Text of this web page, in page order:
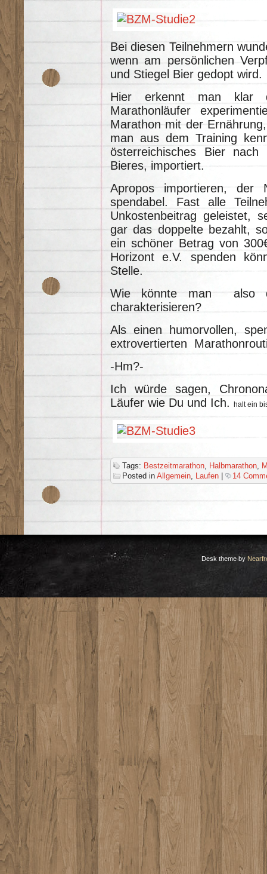
Bei diesen Teilnehmern
wenn am persönlichen
und Stiegel Bier gedopt wird.
Hier erkennt man klar
Marathonläufer
Marathon mit der
man aus dem Training
österreichisches Bier
Bieres, importiert.
Apropos importieren, der
spendabel. Fast alle
Unkostenbeitrag geleistet,
gar das doppelte bezahlt,
ein schöner Betrag von
Horizont e.V. spenden
Stelle.
Wie könnte man also
charakterisieren?
Als einen humorvollen,
extrovertierten
-Hm?-
Ich würde sagen,
Läufer wie Du und Ich.
halt ein
Tags: Bestzeitmarathon, Halbmarathon,
Posted in Allgemein, Laufen 14
Desk theme by